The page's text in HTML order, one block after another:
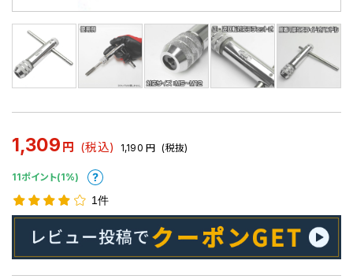
1,309 円 (税込) 1,190 円 (税抜)
11ポイント(1%)
1件